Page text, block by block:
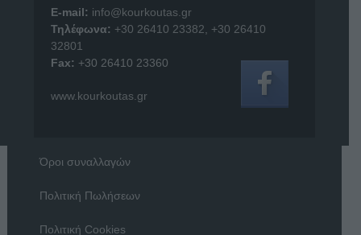
E-mail: info@kourkoutas.gr
Τηλέφωνα: +30 26410 23382
+30 26410
32801
Fax: +30 26410 23360
www.kourkoutas.gr
Όροι συναλλαγών
Πολιτική Πωλήσεων
Πολιτική Cookies